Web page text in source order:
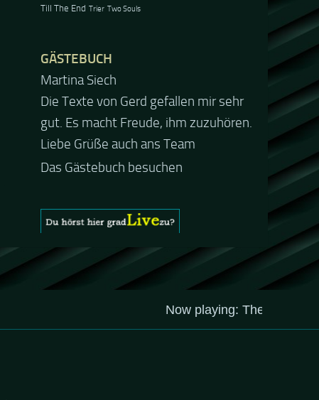
Till The End Trier Two Souls
GÄSTEBUCH
Martina Siech
Die Texte von Gerd gefallen mir sehr
gut. Es macht Freude, ihm zuzuhören.
Liebe Grüße auch ans Team
Jacel
Guten Abend und auch von uns
nochmals besten Dank für die tolle
Mucke zur Party! Der aktuelle Live
Stream ist eine schöne